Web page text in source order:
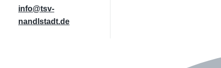
info@tsv-
nandlstadt.de